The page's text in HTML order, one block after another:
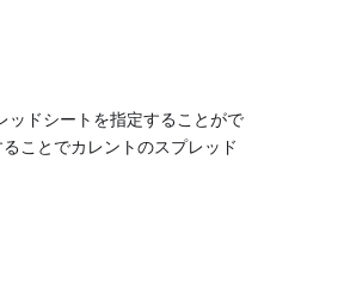
ッドシートを指定することがで
ことでカレントのスプレッド